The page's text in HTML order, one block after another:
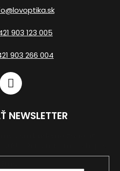
@lovoptika.sk
903 123 005
903 266 004
NEWSLETTER